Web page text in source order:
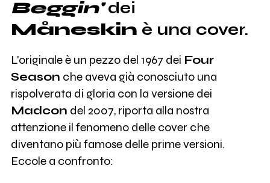
Beggin'dei
Måneskin è una cover.
L'originale è un pezzo del 1967 dei Four
Season che aveva già conosciuto una
rispolverata di gloria con la versione dei
Madcon del 2007, riporta alla nostra
attenzione il fenomeno delle cover che
diventano più famose delle prime versioni.
Eccole a confronto: